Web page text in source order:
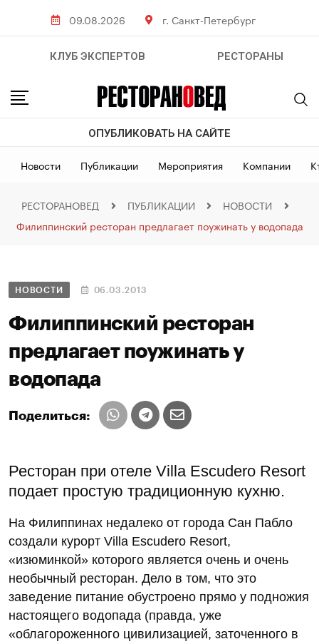
09.08.2026 г. Санкт-Петербург
КЛУБ ЭКСПЕРТОВ РЕСТОРАНЫ
ОПУБЛИКОВАТЬ НА САЙТЕ
Новости Публикации Мероприятия Компании
РЕСТОРАНОВЕД ПУБЛИКАЦИИ
НОВОСТИ
Филиппинский ресторан предлагает поужинать у водопада
НОВОСТИ 06.03.2013
Филиппинский ресторан
предлагает поужинать у
водопада
Поделиться:
Ресторан при отеле Villa Escudero Resort
подает простую традиционную кухню.
На Филиппинах недалеко от города Сан Пабло
создали курорт Villa Escudero Resort,
«изюминкой» которого является очень и очень
необычный ресторан. Дело в том, что это
заведение питание обустроено прямо у подножия
настоящего водопада (правда, уже
«облагороженного цивилизацией, заточенного в